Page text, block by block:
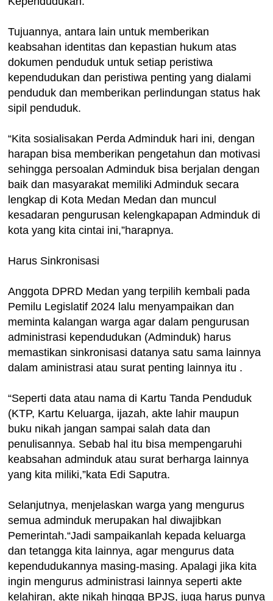
Tujuannya, antara lain untuk memberikan
keabsahan identitas dan kepastian hukum atas
dokumen penduduk untuk setiap peristiwa
kependudukan dan peristiwa penting yang dialami
penduduk dan memberikan perlindungan status hak
sipil penduduk.
“Kita sosialisakan Perda Adminduk hari ini, dengan
harapan bisa memberikan pengetahun dan motivasi
sehingga persoalan Adminduk bisa berjalan dengan
baik dan masyarakat memiliki Adminduk secara
lengkap di Kota Medan Medan dan muncul
kesadaran pengurusan kelengkapapan Adminduk di
kota yang kita cintai ini,”harapnya.
Harus Sinkronisasi
Anggota DPRD Medan yang terpilih kembali pada
Pemilu Legislatif 2024 lalu menyampaikan dan
meminta kalangan warga agar dalam pengurusan
administrasi kependudukan (Adminduk) harus
memastikan sinkronisasi datanya satu sama lainnya
dalam aministrasi atau surat penting lainnya itu .
“Seperti data atau nama di Kartu Tanda Penduduk
(KTP, Kartu Keluarga, ijazah, akte lahir maupun
buku nikah jangan sampai salah data dan
penulisannya. Sebab hal itu bisa mempengaruhi
keabsahan adminduk atau surat berharga lainnya
yang kita miliki,”kata Edi Saputra.
Selanjutnya, menjelaskan warga yang mengurus
semua adminduk merupakan hal diwajibkan
Pemerintah.“Jadi sampaikanlah kepada keluarga
dan tetangga kita lainnya, agar mengurus data
kependudukannya masing-masing. Apalagi jika kita
ingin mengurus administrasi lainnya seperti akte
kelahiran, akte nikah hingga BPJS, juga harus punya